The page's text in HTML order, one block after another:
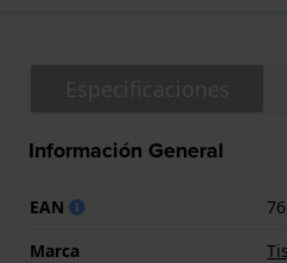
Información General
EAN
Marca